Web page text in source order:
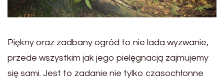
Piękny oraz zadbany ogród to nie lada wyzwanie,
przede wszystkim jak jego pielęgnacją zajmujemy
się sami. Jest to zadanie nie tylko czasochłonne